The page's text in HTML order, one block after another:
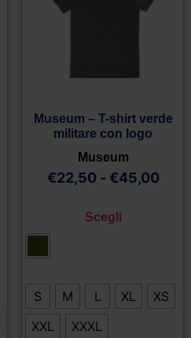
Museum – T-shirt verde
militare con logo
Museum
€22,50 - €45,00
Scegli
S M L XL
XS
XXL
XXXL